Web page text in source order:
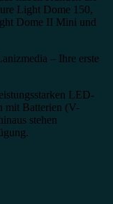
Light Dome 150,
Dome II Mini und
LED-
mit Batterien (V-
stehen